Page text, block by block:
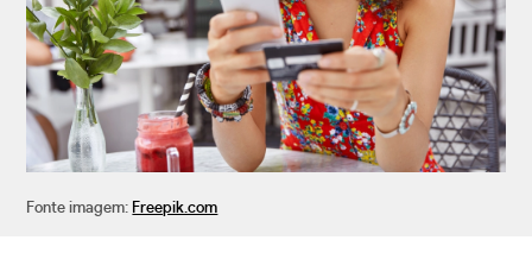
Fonte imagem: Freepik.com